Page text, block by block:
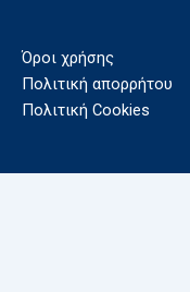
Όροι χρήσης
Πολιτική απορρήτου
Πολιτική Cookies